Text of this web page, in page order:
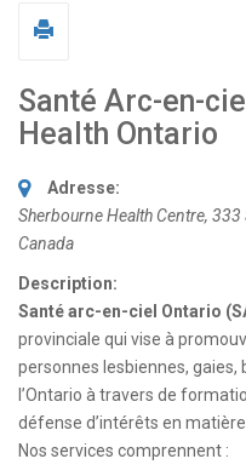
Santé Arc-en-
Health Ontario
Adresse:
Sherbourne Health Centre,
Canada
Description:
Santé arc-en-ciel Ontario
provinciale qui vise à
personnes lesbiennes, gaies,
l’Ontario à travers de
défense d’intérêts en
Nos services comprennent :